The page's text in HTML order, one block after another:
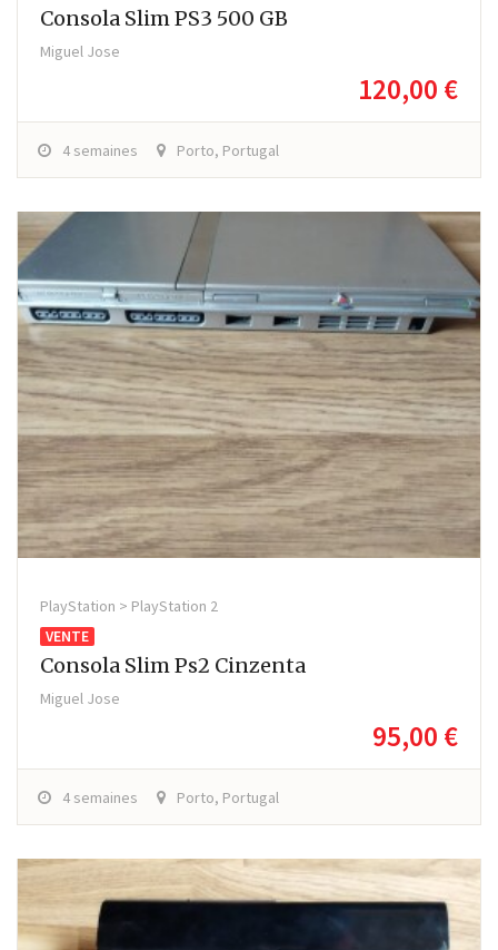
Consola Slim PS3 500 GB
Miguel Jose
120,00 €
4 semaines Porto, Portugal
PlayStation > PlayStation 2
VENTE
Consola Slim Ps2 Cinzenta
Miguel Jose
95,00 €
4 semaines Porto, Portugal